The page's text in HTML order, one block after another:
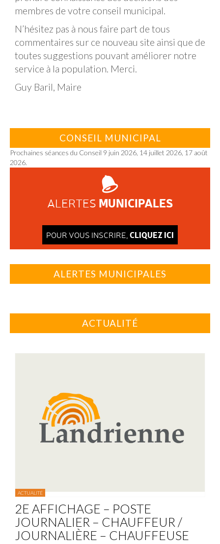
membres de votre conseil municipal.
N’hésitez pas à nous faire part de tous
commentaires sur ce nouveau site ainsi que de
toutes suggestions pouvant améliorer notre
service à la population. Merci.
Guy Baril, Maire
CONSEIL MUNICIPAL
Prochaines séances du Conseil 9 juin 2026, 14 juillet 2026, 17 août
2026.
ALERTES MUNICIPALES
POUR VOUS INSCRIRE, CLIQUEZ ICI
ALERTES MUNICIPALES
ACTUALITÉ
ACTUALITÉ
2E AFFICHAGE – POSTE
JOURNALIER – CHAUFFEUR /
JOURNALIÈRE – CHAUFFEUSE